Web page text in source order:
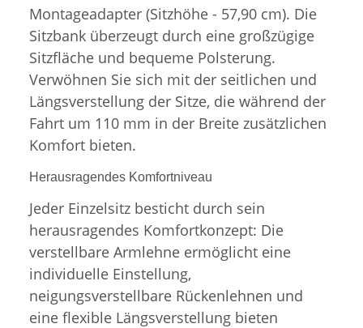
Montageadapter (Sitzhöhe - 57,90 cm). Die
Sitzbank überzeugt durch eine großzügige
Sitzfläche und bequeme Polsterung.
Verwöhnen Sie sich mit der seitlichen und
Längsverstellung der Sitze, die während der
Fahrt um 110 mm in der Breite zusätzlichen
Komfort bieten.
Herausragendes Komfortniveau
Jeder Einzelsitz besticht durch sein
herausragendes Komfortkonzept: Die
verstellbare Armlehne ermöglicht eine
individuelle Einstellung,
neigungsverstellbare Rückenlehnen und
eine flexible Längsverstellung bieten